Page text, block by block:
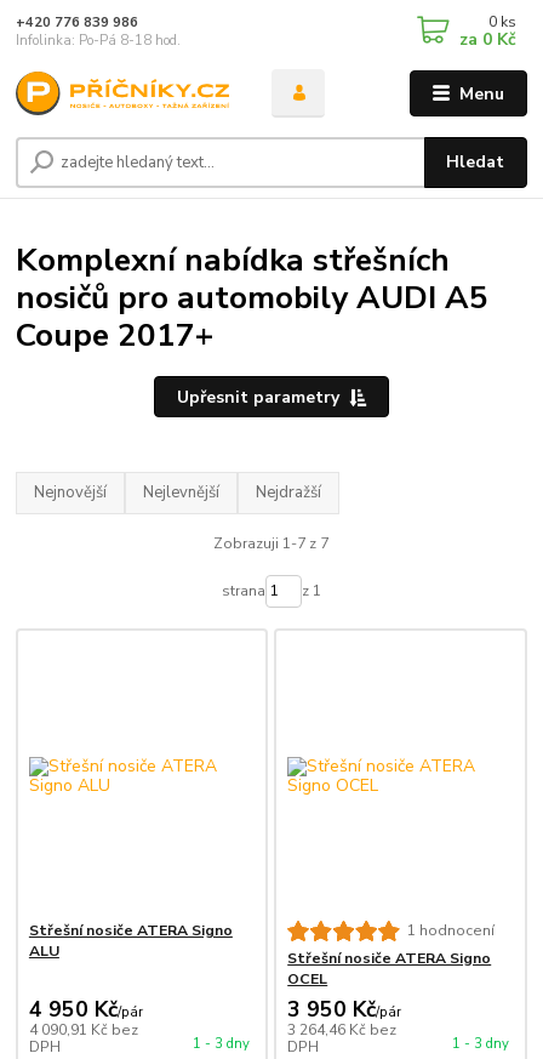
Menu
Hledat
+420 776 839 986
Infolinka: Po-Pá 8-18 hod.
0 ks
za 0 Kč
Komplexní nabídka střešních
nosičů pro automobily AUDI A5
Coupe 2017+
Upřesnit parametry
Nejnovější Nejlevnější Nejdražší
Zobrazuji 1-7 z 7
strana z 1
Střešní nosiče ATERA Signo
ALU
4 950 Kč/pár
4 090,91 Kč bez
DPH
1 - 3 dny
1 hodnocení
Střešní nosiče ATERA Signo
OCEL
3 950 Kč/pár
3 264,46 Kč bez
DPH
1 - 3 dny